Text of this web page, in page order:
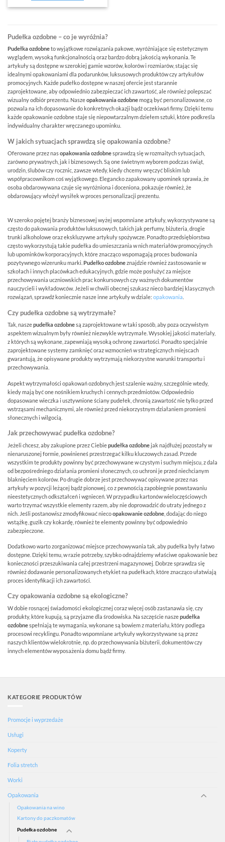
Pudełka ozdobne – co je wyróżnia?
Pudełka ozdobneto wyjątkowe rozwiązania pakowe, wyróżniające się estetycznym
wyglądem, wysoką funkcjonalnością oraz bardzo dobrą jakością wykonania. Te
artykuły są dostępne w szerokiej gamie wzorów, kolorów i rozmiarów, stając się
idealnymi opakowaniami dla podarunków, luksusowych produktów czy artykułów
promocyjnych. Każde pudełko dostępne w naszej ofercie jest starannie
zaprojektowane, aby odpowiednio zabezpieczać ich zawartość, ale również polepszać
wizualny odbiór prezentu. Naszeopakowania ozdobnemogą być personalizowane, co
pozwala na ich dopasowanie do konkretnych okazji bądź oczekiwań firmy. Dzięki temu
każde opakowanie ozdobne staje się niepowtarzalnym dziełem sztuki, które podkreśla
indywidualny charakter wręczanego upominku.
W jakich sytuacjach sprawdzą się opakowania ozdobne?
Oferowane przez nasopakowania ozdobnesprawdzą się w rozmaitych sytuacjach,
zarówno prywatnych, jak i biznesowych. Są one świetnym wyborem podczas świąt,
urodzin, ślubów czy rocznic, zawsze wtedy, kiedy chcemy wręczyć bliskim lub
współpracownikom coś wyjątkowego. Elegancko zapakowany upominek sprawia, że
osoba obdarowywana czuje się wyróżniona i doceniona, pokazuje również, że
obdarowujący włożył wysiłek w proces personalizacji prezentu.
W szeroko pojętej branży biznesowej wyżej wspomniane artykuły, wykorzystywane są
często do pakowania produktów luksusowych, takich jak perfumy, biżuteria, drogie
trunki alkoholowe oraz ekskluzywne artykuły spożywcze. Ponadto przedsiębiorstwa
często wykorzystują takie pudełka do umieszczania w nich materiałów promocyjnych
lub upominków korporacyjnych, które znacząco wspomagają proces budowania
pozytywnego wizerunku marki. Pudełko ozdobneznajdzie również zastosowanie w
szkołach i innych placówkach edukacyjnych, gdzie może posłużyć za miejsce
przechowywania uczniowskich prac konkursowych czy ważnych dokumentów
nauczycieli i wykładowców. Jeżeli w chwili obecnej szukasz nieco bardziej klasycznych
rozwiązań, sprawdź koniecznie nasze inne artykuły w dziale: opakowania
Czy pudełka ozdobne są wytrzymałe?
Tak, naszepudełka ozdobnesą zaprojektowane w taki sposób, aby poza oczywistym
aspektem wizualnym były również niezwykle wytrzymałe. Wysokiej jakości materiały,
z których są wykonane, zapewniają wysoką ochronę zawartości. Ponadto specjalnie
zaprojektowane systemy zamknięć oraz wzmocnień w strategicznych miejscach
gwarantują, że opisywane produkty wytrzymają niekorzystne warunki transportu i
przechowywania.
Aspekt wytrzymałości opakowań ozdobnych jest szalenie ważny, szczególnie wtedy,
kiedy mają być one nośnikiem kruchych i cennych przedmiotów. Odpowiednio
dopasowane wieczka i usztywnione ściany pudełek, chronią zawartość nie tylko przed
wstrząsami mechanicznymi, ale również przed niekorzystnym działaniem promieni
słonecznych i wilgocią.
Jak przechowywać pudełka ozdobne?
Jeżeli chcesz, aby zakupione przez Ciebiepudełka ozdobnejak najdłużej pozostały w
nienaruszonej formie, powinieneś przestrzegać kilku kluczowych zasad. Przede
wszystkim te produkty powinny być przechowywane w czystym i suchym miejscu, z dala
od bezpośredniego działania promieni słonecznych, co uchroni je przed niechcianym
blaknięciem kolorów. Po drugie dobrze jest przechowywać opisywane przez nas
artykuły w pozycji leżącej bądź pionowej, co z pewnością zapobiegnie powstawaniu
nieestetycznych odkształceń i wgnieceń. W przypadku kartonów wieloczęściowych
warto trzymać wszystkie elementy razem, aby nie doprowadzić do utraty jednego z
nich. Jeśli postanowisz zmodyfikować niecoopakowanie ozdobne , dodając do niego
wstążkę, guzik czy kokardę, również te elementy powinny być odpowiednio
zabezpieczone.
Dodatkowo warto zorganizować miejsce przechowywania tak, aby pudełka były łatwo
dostępne. Dzięki temu, w razie potrzeby, szybko odnajdziemy właściwe opakowanie bez
konieczności przeszukiwania całej przestrzeni magazynowej. Dobrze sprawdza się
również dodawanie personalizowanych etykiet na pudełkach, które znacząco ułatwiają
proces identyfikacji ich zawartości.
Czy opakowania ozdobne są ekologiczne?
W dobie rosnącej świadomości ekologicznej coraz więcej osób zastanawia się, czy
produkty, które kupują, są przyjazne dla środowiska. Na szczęście naszepudełka
ozdobnespełniają te wymagania, wykonane są bowiem z materiału, który podlega
procesowi recyklingu. Ponadto wspomniane artykuły wykorzystywane są przez
naszych klientów wielokrotnie, np. do przechowywania biżuterii, dokumentów czy
innych elementów wyposażenia domu bądź firmy.
KATEGORIE PRODUKTÓW
Promocje i wyprzedaże
Usługi
Koperty
Folia stretch
Worki
Opakowania
Opakowania na wino
Kartony do paczkomatów
Pudełka ozdobne